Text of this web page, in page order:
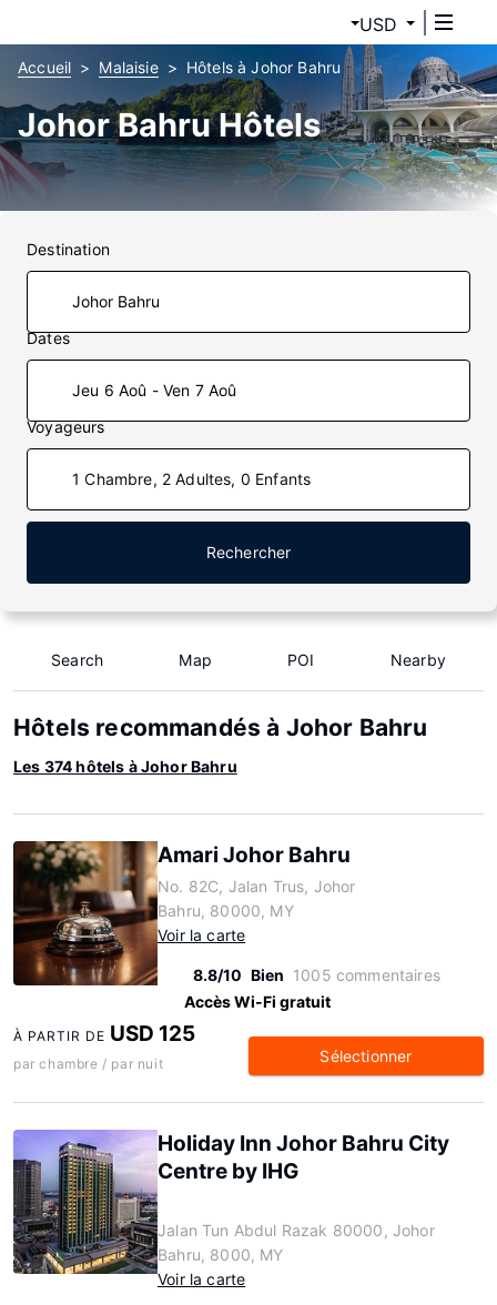
USD
Accueil Malaisie Hôtels à Johor Bahru
Johor Bahru Hôtels
Destination
Dates
Jeu 6 Aoû - Ven 7 Aoû
Voyageurs
1 Chambre, 2 Adultes, 0 Enfants
Rechercher
Search Map POI Nearby
Hôtels recommandés à Johor Bahru
Les 374 hôtels à Johor Bahru
Amari Johor Bahru
No. 82C, Jalan Trus, Johor
Bahru, 80000, MY
Voir la carte
8.8/10 Bien 1005 commentaires
Accès Wi-Fi gratuit
À PARTIR DE USD 125
par chambre / par nuit Sélectionner
Holiday Inn Johor Bahru City
Centre by IHG
Jalan Tun Abdul Razak 80000, Johor
Bahru, 8000, MY
Voir la carte